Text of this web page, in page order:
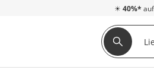
☀ 40%* auf